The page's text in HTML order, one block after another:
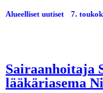
Alueelliset uutiset 7.
Sairaanhoitaja
lääkäriasema